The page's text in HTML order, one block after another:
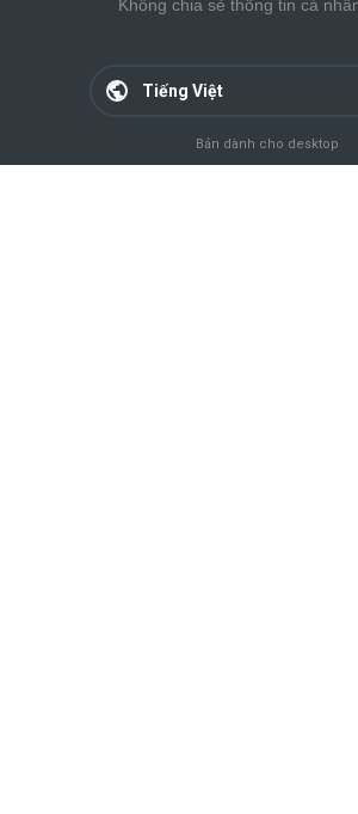
Không chia sẻ thông tin cá
Bản dành cho desktop
Tiếng Việt